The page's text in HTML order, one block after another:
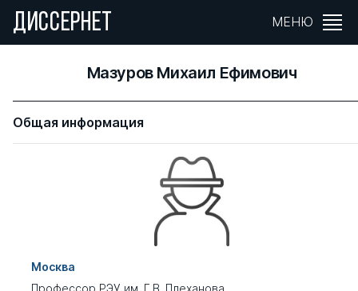
ДИССЕРНЕТ МЕНЮ
Мазуров Михаил Ефимович
Общая информация
Москва
Профессор РЭУ им. Г.В. Плеханова